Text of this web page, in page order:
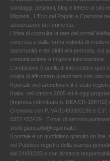
sondaggi, petizioni, blog e lettere al sito
Migranti , L'Eco del Popolo e Cremona
associazioni di riferimento.
L'idea di costruire la rete dei portali
concreta e dalla ferma volontà di
opportunità e dei diritti alla persona, sui
comunicazione e migliore informazione.
L'ambizione è quella di intercettare quei
voglia di affrontare questi temi con uno
Il portale welfarenetwork.it è stato
l'Italia, nell’ottobre 2005 ed è oggi
[Impresa individuale n. REA CR-
Cremona con P.IVA 01493300196 e
0372.453429 . E-mail di servizio
storti.giancarlo@legalmail.it
Il portale è un quotidiano gratuito on
nel Pubblico registro della stampa
dal 24/09/203 e con direttore